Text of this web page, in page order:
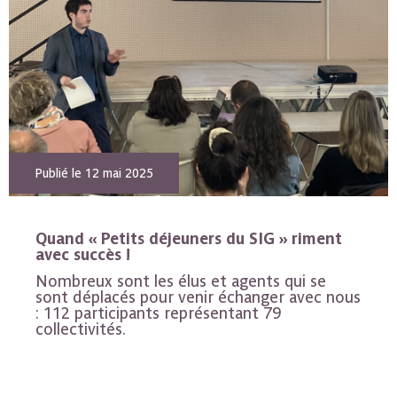
Publié le 12 mai 2025
Quand « Petits déjeuners du SIG » riment
avec succès !
Nombreux sont les élus et agents qui se
sont déplacés pour venir échanger avec nous
: 112 participants représentant 79
collectivités.